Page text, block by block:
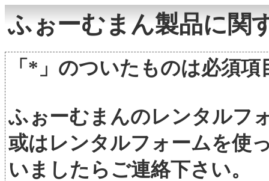
ふぉーむまん製品に関
「*」のついたものは必須項
ふぉーむまんのレンタルフ
或はレンタルフォームを使
いましたらご連絡下さい。